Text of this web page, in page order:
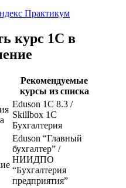
Практикум
курс 1С в
Рекомендуемые
курсы из списка
Eduson 1С 8.3 /
Skillbox 1С
Бухгалтерия
Eduson “Главный
бухгалтер” /
НИИДПО
“Бухгалтерия
предприятия”